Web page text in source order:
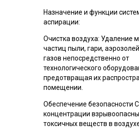
Назначение и функции
аспирации:
Очистка воздуха: Удаление
частиц пыли, гари,
газов непосредственно от
технологического
предотвращая их
помещении.
Обеспечение безопасности
концентрации
токсичных веществ в